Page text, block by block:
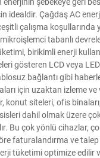
idealdir. Çağdaş AC
çalışma
tabanlı
birikimli enerji
gösteren LCD veya
bağlantı gibi
için uzaktan izleme
konut siteleri, ofis
dahil olmak üzere
Bu çok yönlü cihazlar,
faturalandırma ve talep
tüketimi optimize edilir